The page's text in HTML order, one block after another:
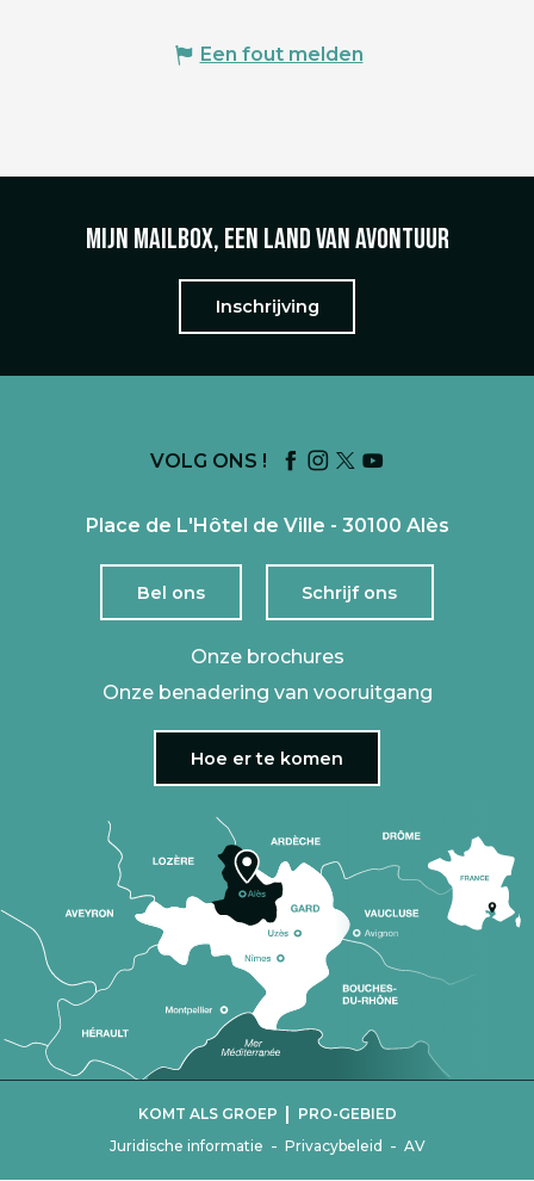
Een fout melden
Mijn mailbox, een land van avontuur
Inschrijving
VOLG ONS !
Place de L'Hôtel de Ville - 30100 Alès
Bel ons Schrijf ons
Onze brochures
Onze benadering van vooruitgang
Hoe er te komen
Juridische informatie - Privacybeleid - AV
KOMT ALS GROEP PRO-GEBIED